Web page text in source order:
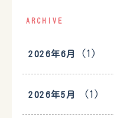
ARCHIVE
2026年6月 (1)
2026年5月 (1)